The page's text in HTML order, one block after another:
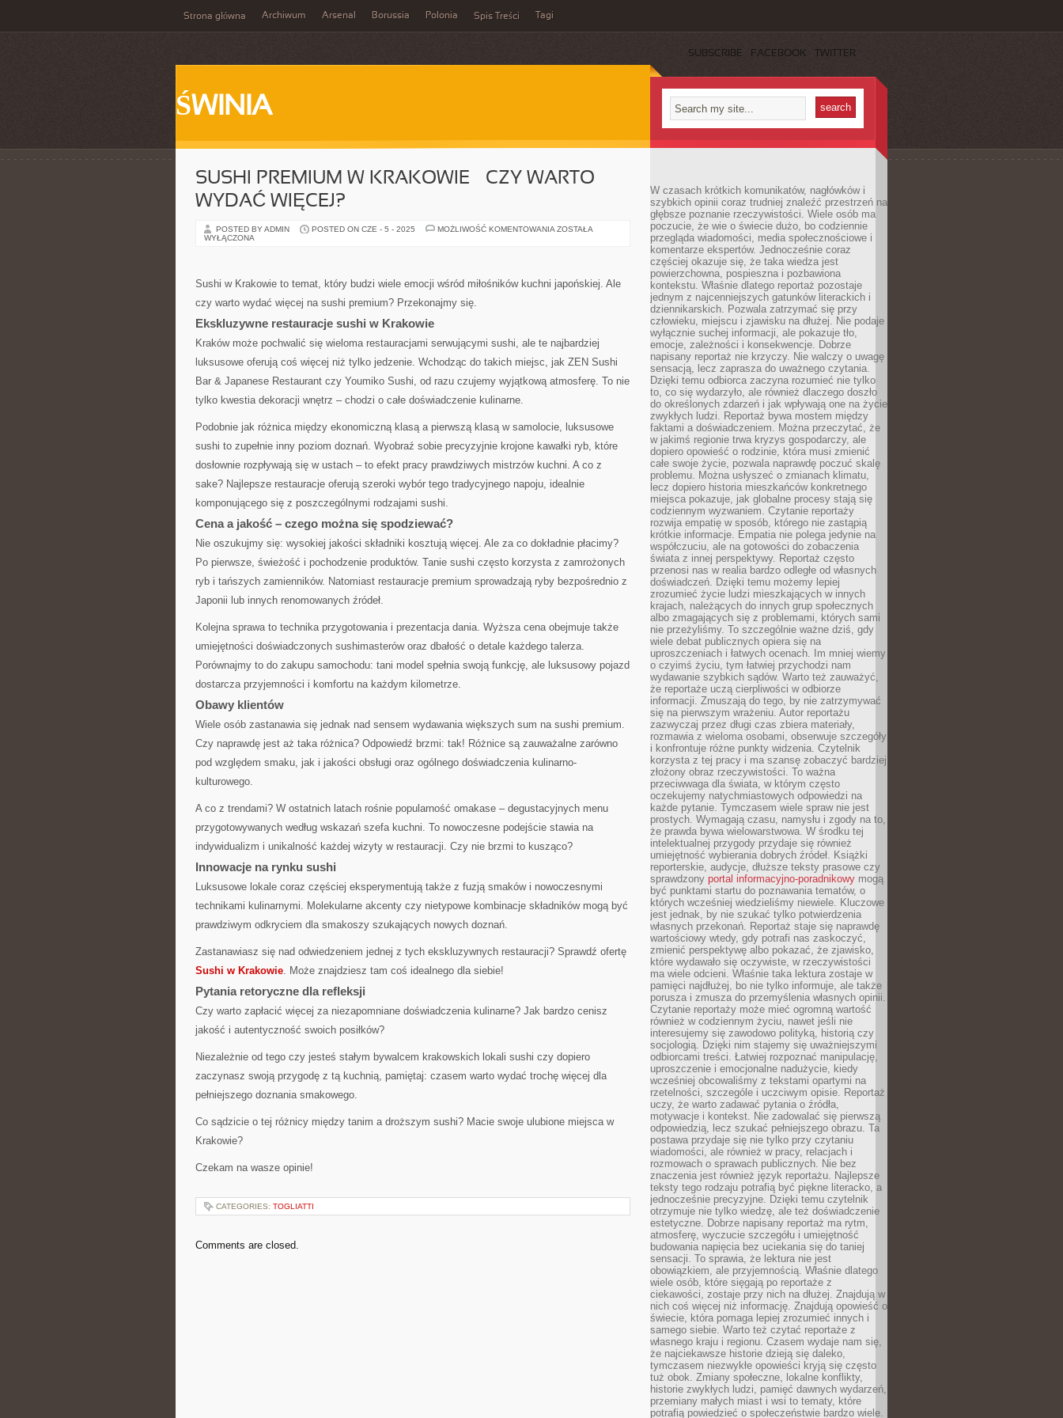
Strona główna Archiwum Arsenal Borussia Polonia Spis Treści Tagi
SUBSCRIBE FACEBOOK TWITTER
ŚWINIA
SUSHI PREMIUM W KRAKOWIE – CZY WARTO
WYDAĆ WIĘCEJ?
POSTED BY ADMIN POSTED ON CZE - 5 - 2025 MOŻLIWOŚĆ KOMENTOWANIA SUSHI
WARTO
WYDAĆ
ZOSTAŁA
WYŁĄCZONA
Sushi w Krakowie to temat, który budzi wiele emocji wśród miłośników kuchni japońskiej. Ale
czy warto wydać więcej na sushi premium? Przekonajmy się.
Ekskluzywne restauracje sushi w Krakowie
Kraków może pochwalić się wieloma restauracjami serwującymi sushi, ale te najbardziej
luksusowe oferują coś więcej niż tylko jedzenie. Wchodząc do takich miejsc, jak ZEN Sushi
Bar & Japanese Restaurant czy Youmiko Sushi, od razu czujemy wyjątkową atmosferę. To nie
tylko kwestia dekoracji wnętrz – chodzi o całe doświadczenie kulinarne.
Podobnie jak różnica między ekonomiczną klasą a pierwszą klasą w samolocie, luksusowe
sushi to zupełnie inny poziom doznań. Wyobraź sobie precyzyjnie krojone kawałki ryb, które
dosłownie rozpływają się w ustach – to efekt pracy prawdziwych mistrzów kuchni. A co z
sake? Najlepsze restauracje oferują szeroki wybór tego tradycyjnego napoju, idealnie
komponującego się z poszczególnymi rodzajami sushi.
Cena a jakość – czego można się spodziewać?
Nie oszukujmy się: wysokiej jakości składniki kosztują więcej. Ale za co dokładnie płacimy?
Po pierwsze, świeżość i pochodzenie produktów. Tanie sushi często korzysta z zamrożonych
ryb i tańszych zamienników. Natomiast restauracje premium sprowadzają ryby bezpośrednio z
Japonii lub innych renomowanych źródeł.
Kolejna sprawa to technika przygotowania i prezentacja dania. Wyższa cena obejmuje także
umiejętności doświadczonych sushimasterów oraz dbałość o detale każdego talerza.
Porównajmy to do zakupu samochodu: tani model spełnia swoją funkcję, ale luksusowy pojazd
dostarcza przyjemności i komfortu na każdym kilometrze.
Obawy klientów
Wiele osób zastanawia się jednak nad sensem wydawania większych sum na sushi premium.
Czy naprawdę jest aż taka różnica? Odpowiedź brzmi: tak! Różnice są zauważalne zarówno
pod względem smaku, jak i jakości obsługi oraz ogólnego doświadczenia kulinarno-
kulturowego.
A co z trendami? W ostatnich latach rośnie popularność omakase – degustacyjnych menu
przygotowywanych według wskazań szefa kuchni. To nowoczesne podejście stawia na
indywidualizm i unikalność każdej wizyty w restauracji. Czy nie brzmi to kusząco?
Innowacje na rynku sushi
Luksusowe lokale coraz częściej eksperymentują także z fuzją smaków i nowoczesnymi
technikami kulinarnymi. Molekularne akcenty czy nietypowe kombinacje składników mogą być
prawdziwym odkryciem dla smakoszy szukających nowych doznań.
Zastanawiasz się nad odwiedzeniem jednej z tych ekskluzywnych restauracji? Sprawdź ofertę
Sushi w Krakowie. Może znajdziesz tam coś idealnego dla siebie!
Pytania retoryczne dla refleksji
Czy warto zapłacić więcej za niezapomniane doświadczenia kulinarne? Jak bardzo cenisz
jakość i autentyczność swoich posiłków?
Niezależnie od tego czy jesteś stałym bywalcem krakowskich lokali sushi czy dopiero
zaczynasz swoją przygodę z tą kuchnią, pamiętaj: czasem warto wydać trochę więcej dla
pełniejszego doznania smakowego.
Co sądzicie o tej różnicy między tanim a droższym sushi? Macie swoje ulubione miejsca w
Krakowie?
Czekam na wasze opinie!
CATEGORIES: TOGLIATTI
Comments are closed.
W czasach krótkich komunikatów, nagłówków i
szybkich opinii coraz trudniej znaleźć przestrzeń na
głębsze poznanie rzeczywistości. Wiele osób ma
poczucie, że wie o świecie dużo, bo codziennie
przegląda wiadomości, media społecznościowe i
komentarze ekspertów. Jednocześnie coraz
częściej okazuje się, że taka wiedza jest
powierzchowna, pospieszna i pozbawiona
kontekstu. Właśnie dlatego reportaż pozostaje
jednym z najcenniejszych gatunków literackich i
dziennikarskich. Pozwala zatrzymać się przy
człowieku, miejscu i zjawisku na dłużej. Nie podaje
wyłącznie suchej informacji, ale pokazuje tło,
emocje, zależności i konsekwencje. Dobrze
napisany reportaż nie krzyczy. Nie walczy o uwagę
sensacją, lecz zaprasza do uważnego czytania.
Dzięki temu odbiorca zaczyna rozumieć nie tylko
to, co się wydarzyło, ale również dlaczego doszło
do określonych zdarzeń i jak wpływają one na życie
zwykłych ludzi. Reportaż bywa mostem między
faktami a doświadczeniem. Można przeczytać, że
w jakimś regionie trwa kryzys gospodarczy, ale
dopiero opowieść o rodzinie, która musi zmienić
całe swoje życie, pozwala naprawdę poczuć skalę
problemu. Można usłyszeć o zmianach klimatu,
lecz dopiero historia mieszkańców konkretnego
miejsca pokazuje, jak globalne procesy stają się
codziennym wyzwaniem. Czytanie reportaży
rozwija empatię w sposób, którego nie zastąpią
krótkie informacje. Empatia nie polega jedynie na
współczuciu, ale na gotowości do zobaczenia
świata z innej perspektywy. Reportaż często
przenosi nas w realia bardzo odległe od własnych
doświadczeń. Dzięki temu możemy lepiej
zrozumieć życie ludzi mieszkających w innych
krajach, należących do innych grup społecznych
albo zmagających się z problemami, których sami
nie przeżyliśmy. To szczególnie ważne dziś, gdy
wiele debat publicznych opiera się na
uproszczeniach i łatwych ocenach. Im mniej wiemy
o czyimś życiu, tym łatwiej przychodzi nam
wydawanie szybkich sądów. Warto też zauważyć,
że reportaże uczą cierpliwości w odbiorze
informacji. Zmuszają do tego, by nie zatrzymywać
się na pierwszym wrażeniu. Autor reportażu
zazwyczaj przez długi czas zbiera materiały,
rozmawia z wieloma osobami, obserwuje szczegóły
i konfrontuje różne punkty widzenia. Czytelnik
korzysta z tej pracy i ma szansę zobaczyć bardziej
złożony obraz rzeczywistości. To ważna
przeciwwaga dla świata, w którym często
oczekujemy natychmiastowych odpowiedzi na
każde pytanie. Tymczasem wiele spraw nie jest
prostych. Wymagają czasu, namysłu i zgody na to,
że prawda bywa wielowarstwowa. W środku tej
intelektualnej przygody przydaje się również
umiejętność wybierania dobrych źródeł. Książki
reporterskie, audycje, dłuższe teksty prasowe czy
sprawdzony portal informacyjno-poradnikowy mogą
być punktami startu do poznawania tematów, o
których wcześniej wiedzieliśmy niewiele. Kluczowe
jest jednak, by nie szukać tylko potwierdzenia
własnych przekonań. Reportaż staje się naprawdę
wartościowy wtedy, gdy potrafi nas zaskoczyć,
zmienić perspektywę albo pokazać, że zjawisko,
które wydawało się oczywiste, w rzeczywistości
ma wiele odcieni. Właśnie taka lektura zostaje w
pamięci najdłużej, bo nie tylko informuje, ale także
porusza i zmusza do przemyślenia własnych opinii.
Czytanie reportaży może mieć ogromną wartość
również w codziennym życiu, nawet jeśli nie
interesujemy się zawodowo polityką, historią czy
socjologią. Dzięki nim stajemy się uważniejszymi
odbiorcami treści. Łatwiej rozpoznać manipulację,
uproszczenie i emocjonalne nadużycie, kiedy
wcześniej obcowaliśmy z tekstami opartymi na
rzetelności, szczególe i uczciwym opisie. Reportaż
uczy, że warto zadawać pytania o źródła,
motywacje i kontekst. Nie zadowalać się pierwszą
odpowiedzią, lecz szukać pełniejszego obrazu. Ta
postawa przydaje się nie tylko przy czytaniu
wiadomości, ale również w pracy, relacjach i
rozmowach o sprawach publicznych. Nie bez
znaczenia jest również język reportażu. Najlepsze
teksty tego rodzaju potrafią być piękne literacko, a
jednocześnie precyzyjne. Dzięki temu czytelnik
otrzymuje nie tylko wiedzę, ale też doświadczenie
estetyczne. Dobrze napisany reportaż ma rytm,
atmosferę, wyczucie szczegółu i umiejętność
budowania napięcia bez uciekania się do taniej
sensacji. To sprawia, że lektura nie jest
obowiązkiem, ale przyjemnością. Właśnie dlatego
wiele osób, które sięgają po reportaże z
ciekawości, zostaje przy nich na dłużej. Znajdują w
nich coś więcej niż informację. Znajdują opowieść o
świecie, która pomaga lepiej zrozumieć innych i
samego siebie. Warto też czytać reportaże z
własnego kraju i regionu. Czasem wydaje nam się,
że najciekawsze historie dzieją się daleko,
tymczasem niezwykłe opowieści kryją się często
tuż obok. Zmiany społeczne, lokalne konflikty,
historie zwykłych ludzi, pamięć dawnych wydarzeń,
przemiany małych miast i wsi to tematy, które
potrafią powiedzieć o społeczeństwie bardzo wiele.